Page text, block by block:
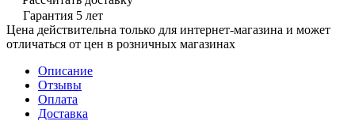
Гарантия 5 лет
Цена действительна только для интернет-магазина и может
отличаться от цен в розничных магазинах
Описание
Отзывы
Оплата
Доставка